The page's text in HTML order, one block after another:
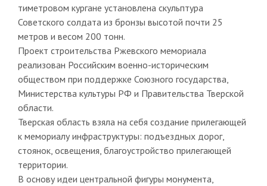
тиметровом кургане установлена скульптура
Советского солдата из бронзы высотой почти 25
метров и весом 200 тонн.
Проект строительства Ржевского мемориала
реализован Российским военно-историческим
обществом при поддержке Союзного государства,
Министерства культуры РФ и Правительства Тверской
области.
Тверская область взяла на себя создание прилегающей
к мемориалу инфраструктуры: подъездных дорог,
стоянок, освещения, благоустройство прилегающей
территории.
В основу идеи центральной фигуры монумента,